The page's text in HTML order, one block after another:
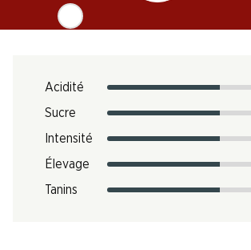
Goût
Acidité
Sucre
Intensité
Élevage
Tanins